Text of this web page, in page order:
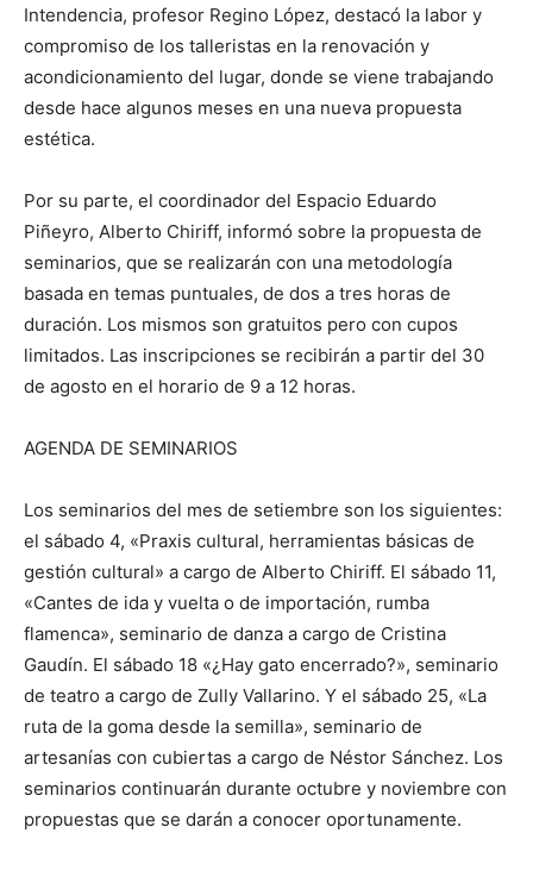
Intendencia, profesor Regino López, destacó la labor y
compromiso de los talleristas en la renovación y
acondicionamiento del lugar, donde se viene trabajando
desde hace algunos meses en una nueva propuesta
estética.
Por su parte, el coordinador del Espacio Eduardo
Piñeyro, Alberto Chiriff, informó sobre la propuesta de
seminarios, que se realizarán con una metodología
basada en temas puntuales, de dos a tres horas de
duración. Los mismos son gratuitos pero con cupos
limitados. Las inscripciones se recibirán a partir del 30
de agosto en el horario de 9 a 12 horas.
AGENDA DE SEMINARIOS
Los seminarios del mes de setiembre son los siguientes:
el sábado 4, «Praxis cultural, herramientas básicas de
gestión cultural» a cargo de Alberto Chiriff. El sábado 11,
«Cantes de ida y vuelta o de importación, rumba
flamenca», seminario de danza a cargo de Cristina
Gaudín. El sábado 18 «¿Hay gato encerrado?», seminario
de teatro a cargo de Zully Vallarino. Y el sábado 25, «La
ruta de la goma desde la semilla», seminario de
artesanías con cubiertas a cargo de Néstor Sánchez. Los
seminarios continuarán durante octubre y noviembre con
propuestas que se darán a conocer oportunamente.